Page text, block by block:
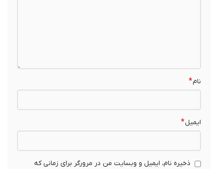
ایمیل*
ذخیره نام، ایمیل و وبسایت من در مرورگر برای زمانی که